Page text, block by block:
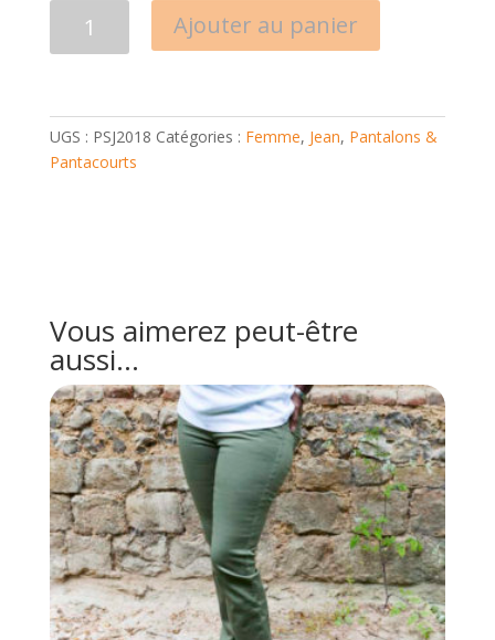
"Sarah"
Ajouter au panier
UGS : PSJ2018 Catégories : Femme, Jean, Pantalons &
Pantacourts
Vous aimerez peut-être
aussi…